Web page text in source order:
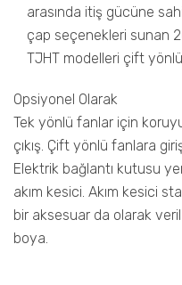
arasında itiş gücüne
çap seçenekleri sunan
TJHT modelleri çift
Opsiyonel Olarak
Tek yönlü fanlar için
çıkış. Çift yönlü fanlara
Elektrik bağlantı kutusu
akım kesici. Akım kesici
bir aksesuar da olarak
boya.